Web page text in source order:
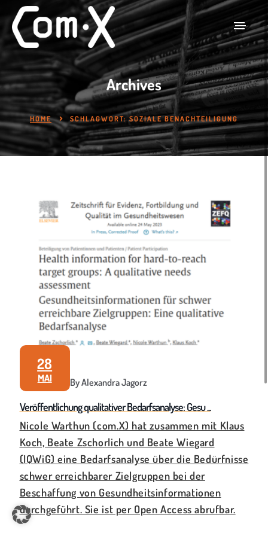
Archives
HOME SCHLAGWORT:SOZIALE BENACHTEILIGUNG
28
MAI By Alexandra Jagorz
Veröffentlichung qualitativer Bedarfsanalyse: Gesu ...
Nicole Warthun (com.X) hat zusammen mit Klaus
Koch, Beate Zschorlich und Beate Wiegard
(IQWiG) eine Bedarfsanalyse über die Bedürfnisse
schwer erreichbarer Zielgruppen bei der
Beschaffung von Gesundheitsinformationen
durchgeführt. Sie ist per Open Access abrufbar.